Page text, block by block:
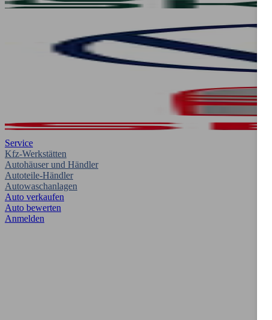
Service
Kfz-Werkstätten
Autohäuser und Händler
Autoteile-Händler
Autowaschanlagen
Auto verkaufen
Auto bewerten
Anmelden